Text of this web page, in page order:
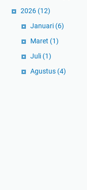
2026 (12)
Januari (6)
Maret (1)
Juli (1)
Agustus (4)